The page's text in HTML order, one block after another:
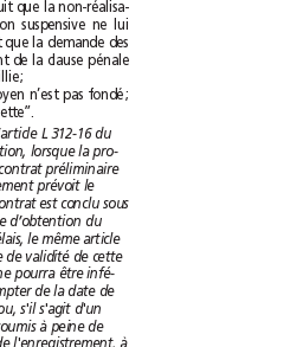
en a exactement déduit que la non-réalisa-
tion de cette condition suspensive ne lui
était pas imputable et que la demande des
époux G. de versement de la clause pénale
ne pouvait être accueillie;
D’où il suit que le moyen n’est pas fondé;
[…] Par ces motifs: rejette”.
Selon l’article L 312-16 du
code de la consommation, lorsque la pro-
messe de vente ou le contrat préliminaire
pour l’achat d’un logement prévoit le
recours à un prêt, le contrat est conclu sous
la condition suspensive d’obtention du
prêt. S’agissant des délais, le même article
dispose que “La durée de validité de cette
condition suspensive ne pourra être infé-
rieure à un mois à compter de la date de
la signature de l'acte ou, s'il s'agit d'un
acte sous seing privé soumis à peine de